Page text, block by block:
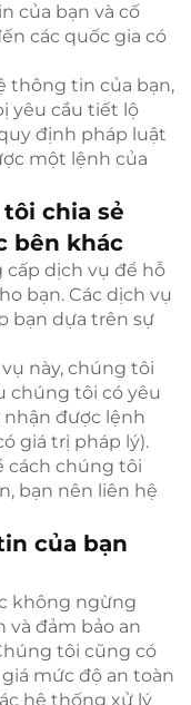
của bạn và cố
các quốc gia có
thông tin của bạn,
yêu cầu tiết lộ
định pháp luật
một lệnh của
chia sẻ
bên khác
dịch vụ để hỗ
bạn. Các dịch vụ
bạn dựa trên sự
này, chúng tôi
chúng tôi có yêu
được lệnh
giá trị pháp lý).
cách chúng tôi
bạn nên liên hệ
của bạn
không ngừng
và đảm bảo an
tôi cũng có
mức độ an toàn
hệ thống xử lý